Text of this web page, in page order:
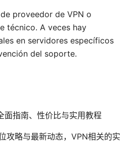
proveedor de VPN o
técnico. A veces hay
en servidores específicos
del soporte.
面指南、性价比与实用教程
攻略与最新动态，VPN相关的实